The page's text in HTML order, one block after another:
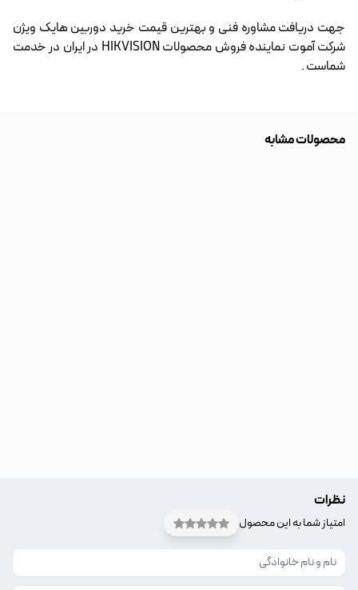
جهت دریافت مشاوره فنی و بهترین قیمت خرید دوربین هایک ویژن
شرکت آموت نماینده فروش محصولات HIKVISION در ایران در خدمت
شماست .
محصولات مشابه
نظرات
امتیاز شما به این محصول